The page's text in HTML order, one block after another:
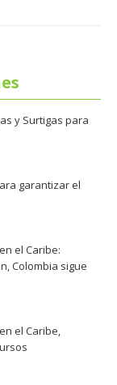
y Surtigas para
garantizar el
el Caribe:
Colombia sigue
el Caribe,